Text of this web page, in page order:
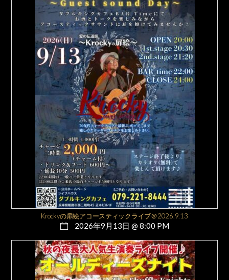
Krockyの扉絵アコースティックライブ＠2026.9.13
2026年9月13日 @ 8:00 PM